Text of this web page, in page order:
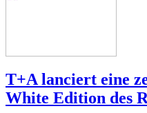
T+A lanciert eine
White Edition des